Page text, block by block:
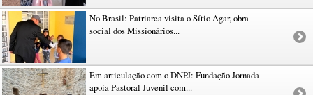
No Brasil: Patriarca visita o Sítio Agar, obra
social dos Missionários...
Em articulação com o DNPJ: Fundação Jornada
apoia Pastoral Juvenil com...